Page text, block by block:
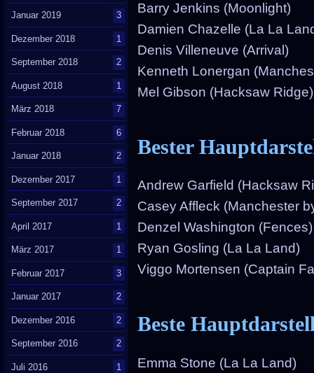
Barry Jenkins (Moonlight)
Damien Chazelle (La La
Denis Villeneuve (Arrival)
Kenneth Lonergan
Mel Gibson (Hacksaw Ridge)
Bester
Andrew Garfield (Hacksaw
Casey Affleck (Manchester
Denzel Washington (Fences)
Ryan Gosling (La La Land)
Viggo Mortensen (Captain
Beste
Emma Stone (La La Land)
Januar 2019 3
Dezember 2018 1
September 2018 2
August 2018 1
März 2018 7
Februar 2018 6
Januar 2018 2
Dezember 2017 1
September 2017 2
April 2017 1
März 2017 1
Februar 2017 3
Januar 2017 2
Dezember 2016 2
September 2016 2
Juli 2016 1